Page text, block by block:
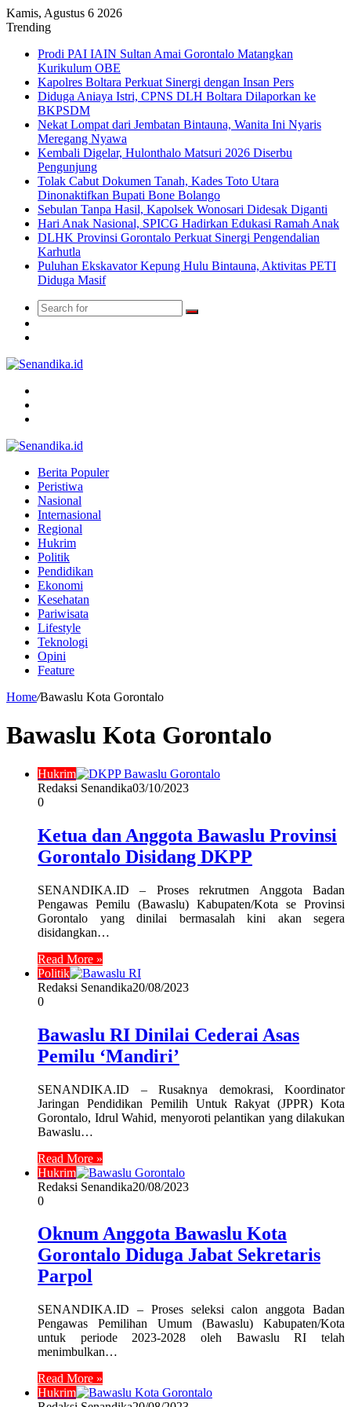
Kamis, Agustus 6 2026
Trending
Prodi PAI IAIN Sultan Amai Gorontalo Matangkan
Kurikulum OBE
Kapolres Boltara Perkuat Sinergi dengan Insan Pers
Diduga Aniaya Istri, CPNS DLH Boltara Dilaporkan ke
BKPSDM
Nekat Lompat dari Jembatan Bintauna, Wanita Ini Nyaris
Meregang Nyawa
Kembali Digelar, Hulonthalo Matsuri 2026 Diserbu
Pengunjung
Tolak Cabut Dokumen Tanah, Kades Toto Utara
Dinonaktifkan Bupati Bone Bolango
Sebulan Tanpa Hasil, Kapolsek Wonosari Didesak Diganti
Hari Anak Nasional, SPICG Hadirkan Edukasi Ramah Anak
DLHK Provinsi Gorontalo Perkuat Sinergi Pengendalian
Karhutla
Puluhan Ekskavator Kepung Hulu Bintauna, Aktivitas PETI
Diduga Masif
Search
Berita Populer
Peristiwa
Nasional
Internasional
Regional
Hukrim
Politik
Pendidikan
Ekonomi
Kesehatan
Pariwisata
Lifestyle
Teknologi
Opini
Feature
Home/Bawaslu Kota Gorontalo
Bawaslu Kota Gorontalo
Hukrim
Redaksi Senandika03/10/2023
0
Ketua dan Anggota Bawaslu Provinsi
Gorontalo Disidang DKPP
SENANDIKA.ID – Proses rekrutmen Anggota Badan
Pengawas Pemilu (Bawaslu) Kabupaten/Kota se Provinsi
Gorontalo yang dinilai bermasalah kini akan segera
disidangkan…
Read More »
Politik
Redaksi Senandika20/08/2023
0
Bawaslu RI Dinilai Cederai Asas
Pemilu ‘Mandiri’
SENANDIKA.ID – Rusaknya demokrasi, Koordinator
Jaringan Pendidikan Pemilih Untuk Rakyat (JPPR) Kota
Gorontalo, Idrul Wahid, menyoroti pelantikan yang dilakukan
Bawaslu…
Read More »
Hukrim
Redaksi Senandika20/08/2023
0
Oknum Anggota Bawaslu Kota
Gorontalo Diduga Jabat Sekretaris
Parpol
SENANDIKA.ID – Proses seleksi calon anggota Badan
Pengawas Pemilihan Umum (Bawaslu) Kabupaten/Kota
untuk periode 2023-2028 oleh Bawaslu RI telah
menimbulkan…
Read More »
Hukrim